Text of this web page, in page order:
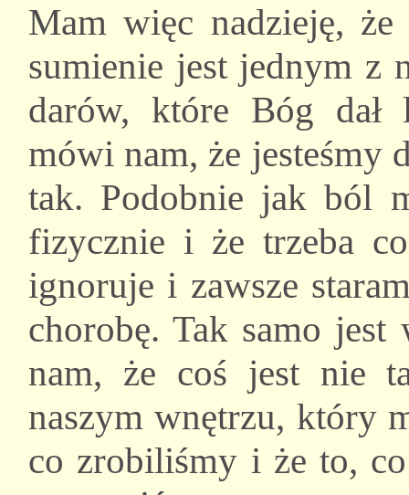
Mam więc nadzieję, że
sumienie jest jednym z
darów, które Bóg dał
mówi nam, że jesteśmy
tak. Podobnie jak ból
fizycznie i że trzeba
ignoruje i zawsze
chorobę. Tak samo
nam, że coś jest nie
naszym wnętrzu, który
co zrobiliśmy i że to,